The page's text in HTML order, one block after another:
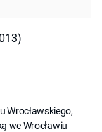
Wrocławskiego,
we Wrocławiu